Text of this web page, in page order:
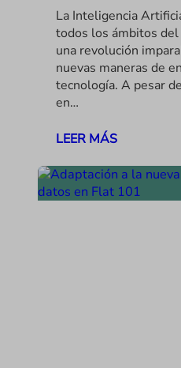
La Inteligencia
todos los ámbitos
una revolución
nuevas maneras de
tecnología. A pesar
en…
LEER MÁS